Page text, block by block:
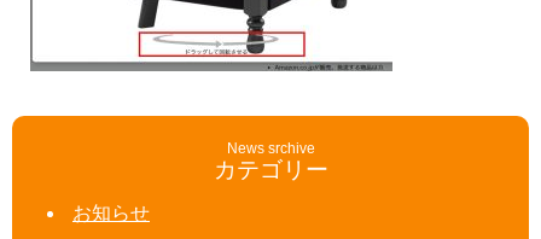
News srchive
カテゴリー
お知らせ